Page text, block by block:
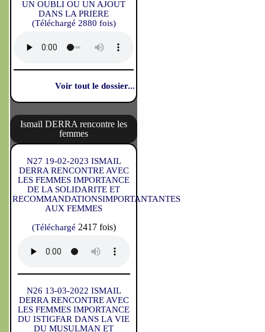
UN OUBLI OU UN AJOUT
DANS LA PRIERE
(Téléchargé 2880 fois)
Voir tout le dossier...
Ismaïl DERRA rencontre les
femmes
N27 19-02-2023 ISMAIL
DERRA RENCONTRE AVEC
LES FEMMES IMPORTANCE
DE LA SOLIDARITE ET
RECOMMANDATIONSIMPORTANTANTES
AUX FEMMES
(Téléchargé 2417 fois)
N26 13-03-2022 ISMAIL
DERRA RENCONTRE AVEC
LES FEMMES IMPORTANCE
DU ISTIGFAR DANS LA VIE
DU MUSULMAN ET